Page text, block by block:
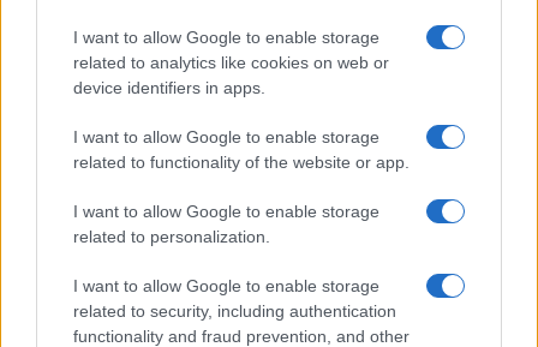
I want to allow Google to enable storage
related to analytics like cookies on web or
device identifiers in apps.
I want to allow Google to enable storage
related to functionality of the website or app.
I want to allow Google to enable storage
related to personalization.
I want to allow Google to enable storage
related to security, including authentication
functionality and fraud prevention, and other
Več iz kategorije Šport
generacijo: Slovenska
mladinska košarka piše
zgodovino
vrati, zagotovite si svojo
vstopnico pravočasno